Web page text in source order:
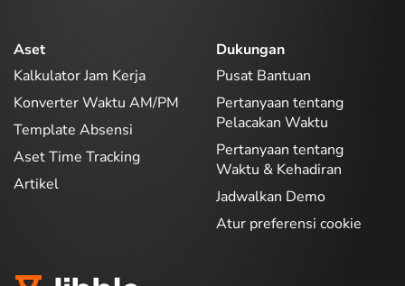
Aset
Kalkulator Jam Kerja
Konverter Waktu AM/PM
Template Absensi
Aset Time Tracking
Artikel
Dukungan
Pusat Bantuan
Pertanyaan tentang
Pelacakan Waktu
Pertanyaan tentang
Waktu & Kehadiran
Jadwalkan Demo
Atur preferensi cookie